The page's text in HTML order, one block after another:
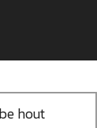
hout